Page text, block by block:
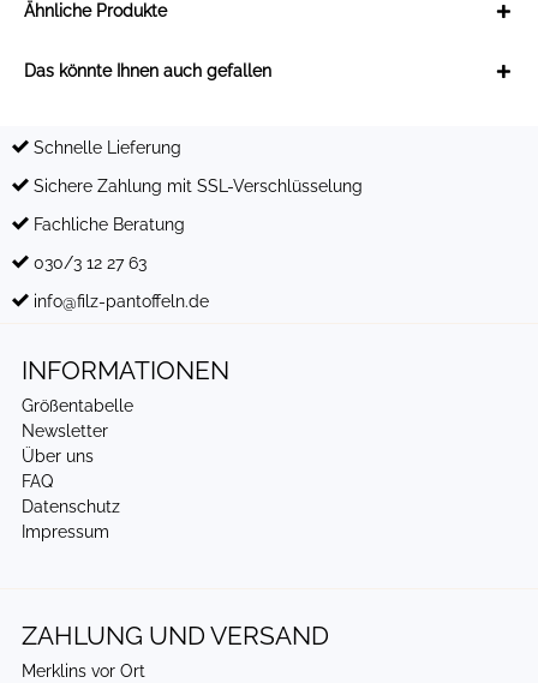
Ähnliche Produkte
Das könnte Ihnen auch gefallen
Schnelle Lieferung
Sichere Zahlung mit SSL-Verschlüsselung
Fachliche Beratung
030/3 12 27 63
info@filz-pantoffeln.de
INFORMATIONEN
Größentabelle
Newsletter
Über uns
FAQ
Datenschutz
Impressum
ZAHLUNG UND VERSAND
Merklins vor Ort